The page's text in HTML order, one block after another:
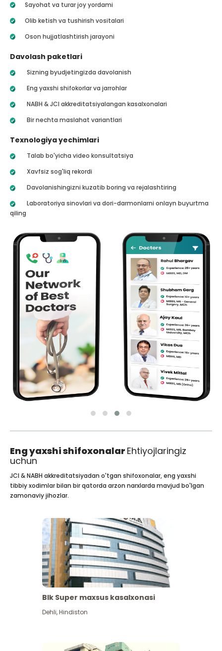
Sayohat va turar joy yordami
Olib ketish va tushirish vositalari
Oson hujjatlashtirish jarayoni
Davolash paketlari
Sizning byudjetingizda davolanish
Eng yaxshi shifokorlar va jarrohlar
NABH & JCI akkreditatsiyalangan kasalxonalari
Bir nechta maslahat variantlari
Texnologiya yechimlari
Talab bo'yicha video konsultatsiya
Xavfsiz sog'liq rekordi
Davolanishingizni kuzatib boring va rejalashtiring
Laboratoriya sinovlari va dori-darmonlarni onlayn buyurtma
qiling
Eng yaxshi shifoxonalar Ehtiyojlaringiz
uchun
JCI & NABH akkreditatsiyadan o'tgan shifoxonalar, eng yaxshi
tibbiy xodimlar bilan bir qatorda arzon narxlarda mavjud bo'lgan
zamonaviy jihozlar.
Blk Super maxsus kasalxonasi
Dehli,Hindiston